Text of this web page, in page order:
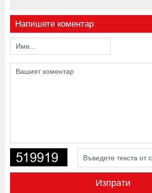
Напишете коментар